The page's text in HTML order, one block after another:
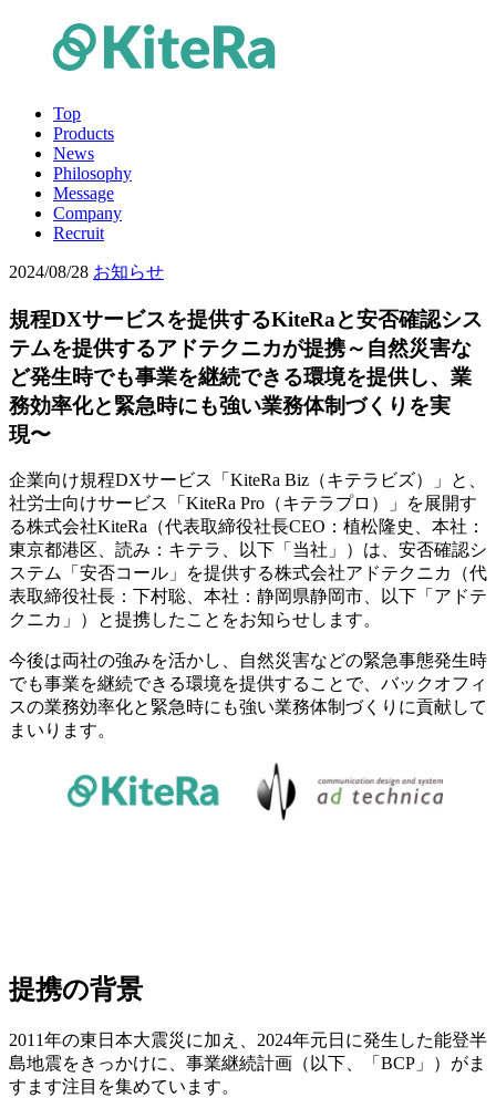
Top
Products
News
Philosophy
Message
Company
Recruit
2024/08/28 お知らせ
規程DXサービスを提供するKiteRaと安否確認シス
テムを提供するアドテクニカが提携～自然災害な
ど発生時でも事業を継続できる環境を提供し、業
務効率化と緊急時にも強い業務体制づくりを実
現〜
企業向け規程DXサービス「KiteRa Biz（キテラビズ）」と、
社労士向けサービス「KiteRa Pro（キテラプロ）」を展開す
る株式会社KiteRa（代表取締役社長CEO：植松隆史、本社：
東京都港区、読み：キテラ、以下「当社」）は、安否確認シ
ステム「安否コール」を提供する株式会社アドテクニカ（代
表取締役社長：下村聡、本社：静岡県静岡市、以下「アドテ
クニカ」）と提携したことをお知らせします。
今後は両社の強みを活かし、自然災害などの緊急事態発生時
でも事業を継続できる環境を提供することで、バックオフィ
スの業務効率化と緊急時にも強い業務体制づくりに貢献して
まいります。
提携の背景
2011年の東日本大震災に加え、2024年元日に発生した能登半
島地震をきっかけに、事業継続計画（以下、「BCP」）がま
すます注目を集めています。